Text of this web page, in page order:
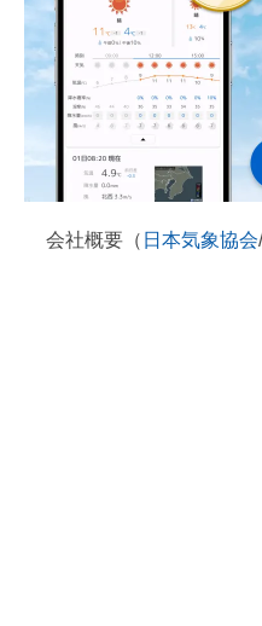
会社概要（ 日本気象協会/